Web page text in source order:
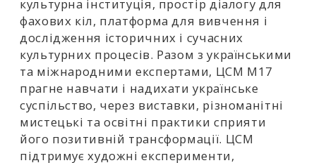
просить дозволу.
Виставка «Я проблема тут.?» ставить під
сумнів саму можливість «нормального»
існування жінки в умовах війни. Точніше,
неможливість. У ситуації затяжного
конфлікту жіноча присутність завжди
маркована як неправильна: надто
емоційна, надто мовчазна, надто
культурна інституція, простір діалогу для
фахових кіл, платформа для вивчення і
дослідження історичних і сучасних
культурних процесів. Разом з українськими
та міжнародними експертами, ЦСМ М17
прагне навчати і надихати українське
суспільство, через виставки, різноманітні
мистецькі та освітні практики сприяти
його позитивній трансформації. ЦСМ
підтримує художні експерименти,